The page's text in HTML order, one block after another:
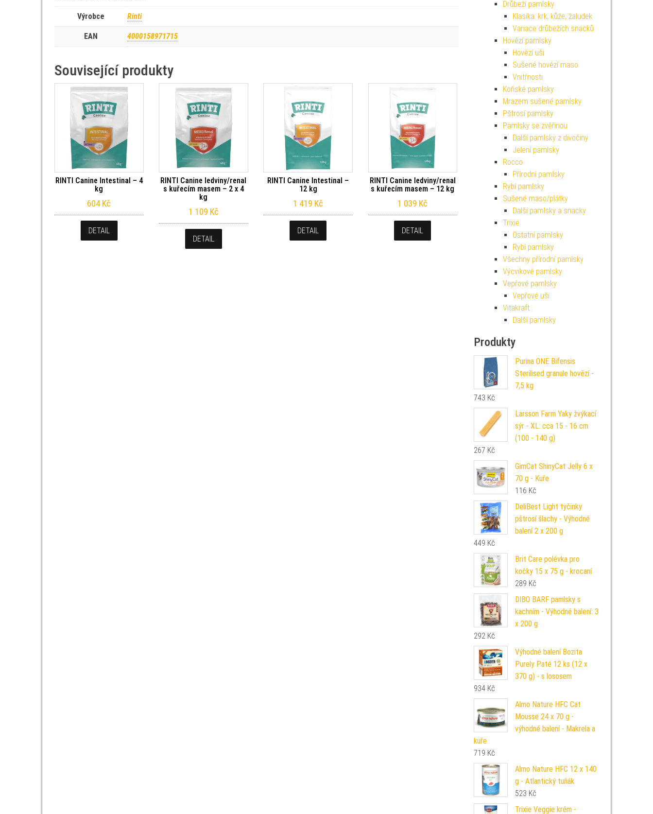
Výrobce Rinti
EAN 4000158971715
Související produkty
RINTI Canine Intestinal – 4
kg
604 Kč
DETAIL
RINTI Canine ledviny/renal
s kuřecím masem – 2 x 4
kg
1 109 Kč
DETAIL
RINTI Canine Intestinal –
12 kg
1 419 Kč
DETAIL
RINTI Canine ledviny/renal
s kuřecím masem – 12 kg
1 039 Kč
DETAIL
Drůbeží pamlsky
Klasika: krk, kůže, žaludek
Variace drůbežích snacků
Hovězí pamlsky
Hovězí uši
Sušené hovězí maso
Vnitřnosti
Koňské pamlsky
Mrazem sušené pamlsky
Pštrosí pamlsky
Pamlsky se zvěřinou
Další pamlsky z divočiny
Jelení pamlsky
Rocco
Přírodní pamlsky
Rybí pamlsky
Sušené maso/plátky
Další pamlsky a snacky
Trixie
Ostatní pamlsky
Rybí pamlsky
Všechny přírodní pamlsky
Výcvikové pamlsky
Vepřové pamlsky
Vepřové uši
Vitakraft
Další pamlsky
Produkty
Purina ONE Bifensis
Sterilised granule hovězí -
7,5 kg
743 Kč
Larsson Farm Yaky žvýkací
sýr - XL: cca 15 - 16 cm
(100 - 140 g)
267 Kč
GimCat ShinyCat Jelly 6 x
70 g - Kuře
116 Kč
DeliBest Light tyčinky
pštrosí šlachy - Výhodné
balení 2 x 200 g
449 Kč
Brit Care polévka pro
kočky 15 x 75 g - krocaní
289 Kč
DIBO BARF pamlsky s
kachním - Výhodné balení: 3
x 200 g
292 Kč
Výhodné balení Bozita
Purely Paté 12 ks (12 x
370 g) - s lososem
934 Kč
Almo Nature HFC Cat
Mousse 24 x 70 g -
výhodné balení - Makrela a
kuře
719 Kč
Almo Nature HFC 12 x 140
g - Atlantický tuňák
523 Kč
Trixie Veggie krém -